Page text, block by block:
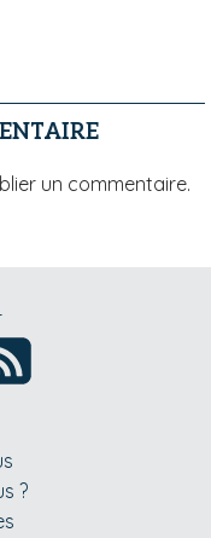
un commentaire.
?